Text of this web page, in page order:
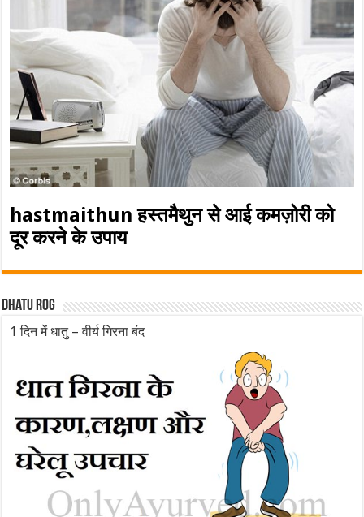
hastmaithun हस्तमैथुन से आई कमज़ोरी को
दूर करने के उपाय
Dhatu rog
1 दिन में धातु – वीर्य गिरना बंद